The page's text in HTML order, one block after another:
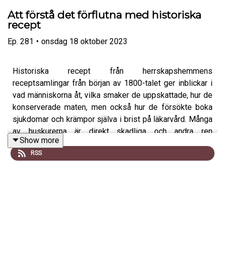
Att förstå det förflutna med historiska
recept
Ep. 281 • onsdag 18 oktober 2023
Historiska recept från herrskapshemmens
receptsamlingar från början av 1800-talet ger inblickar i
vad människorna åt, vilka smaker de uppskattade, hur de
konserverade maten, men också hur de försökte boka
sjukdomar och krämpor själva i brist på läkarvård. Många
av huskurerna är direkt skadliga och andra ren
vidskepelse.
Show more
RSS